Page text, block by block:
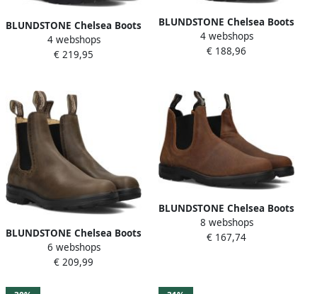
BLUNDSTONE Chelsea Boots
Dames Classic Dames Maat:
38 5 Materiaal: Nubuck
4 webshops
€ 219,95
BLUNDSTONE Chelsea Boots
Classics Maat: 38 Materiaal:
Nubuck Kleur: Bruin
4 webshops
€ 188,96
BLUNDSTONE Chelsea Boots
Dames Women&apos;s High
Top Maat: 37 Materiaal:
6 webshops
€ 209,99
BLUNDSTONE Chelsea Boots
Originals Maat: 41
Materiaal: Suède Kleur:
8 webshops
€ 167,74